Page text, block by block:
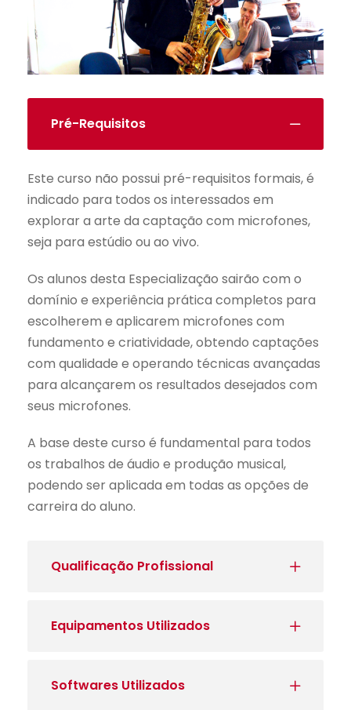
Pré-Requisitos
Este curso não possui pré-requisitos formais, é
indicado para todos os interessados em
explorar a arte da captação com microfones,
seja para estúdio ou ao vivo.
Os alunos desta Especialização sairão com o
domínio e experiência prática completos para
escolherem e aplicarem microfones com
fundamento e criatividade, obtendo captações
com qualidade e operando técnicas avançadas
para alcançarem os resultados desejados com
seus microfones.
A base deste curso é fundamental para todos
os trabalhos de áudio e produção musical,
podendo ser aplicada em todas as opções de
carreira do aluno.
Qualificação Profissional
Equipamentos Utilizados
Softwares Utilizados